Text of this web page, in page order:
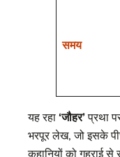
समय
यह रहा ‘जौहर’प्रथा
भरपूर लेख, जो इसके
कहानियों को गहराई से